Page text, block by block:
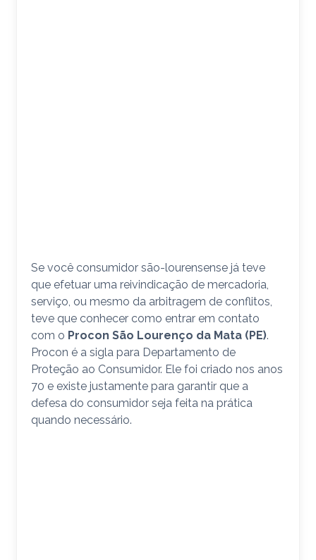
Se você consumidor são-lourensense já teve
que efetuar uma reivindicação de mercadoria,
serviço, ou mesmo da arbitragem de conflitos,
teve que conhecer como entrar em contato
com o Procon São Lourenço da Mata (PE).
Procon é a sigla para Departamento de
Proteção ao Consumidor. Ele foi criado nos anos
70 e existe justamente para garantir que a
defesa do consumidor seja feita na prática
quando necessário.